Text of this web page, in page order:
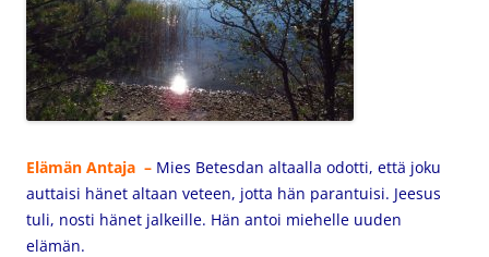
Elämän Antaja – Mies Betesdan altaalla odotti, että joku
auttaisi hänet altaan veteen, jotta hän parantuisi. Jeesus
tuli, nosti hänet jalkeille. Hän antoi miehelle uuden
elämän.